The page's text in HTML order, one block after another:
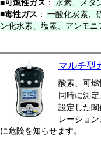
■可燃性ガス ： 水素、メタ
■毒性ガス ： 一酸化炭素、
ン化水素、塩素、アンモニ
マルチ型
酸素、可
同時に測
設定した
レーショ
に危険を知らせます。